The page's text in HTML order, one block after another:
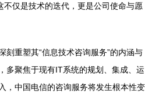
不仅是技术的迭代，更是公司使命与愿
刻重塑其“信息技术咨询服务”的内涵与
多聚焦于现有IT系统的规划、集成、运
，中国电信的咨询服务将发生根本性变